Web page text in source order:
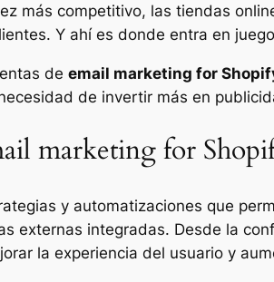
más competitivo, las tiendas
Y ahí es donde entra en
de email marketing for
de invertir más en
marketing for
y automatizaciones que
externas integradas. Desde la
la experiencia del usuario y